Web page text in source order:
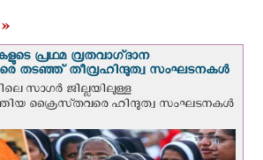
പ്രഥമ വ്രതവാഗ്‌ദാന
തടഞ്ഞ് തീവ്രഹിന്ദുത്വ സംഘടനകള്‍
സാഗർ ജില്ലയിലുള്ള
ക്രൈസ്‌തവരെ ഹിന്ദുത്വ സംഘടനകൾ